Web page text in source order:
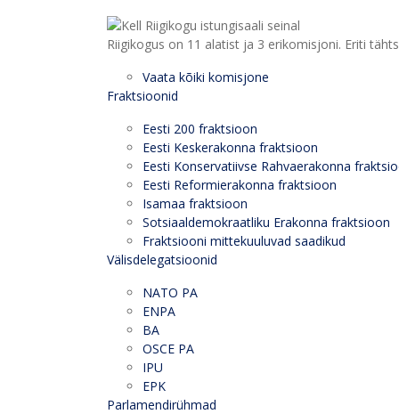
Riigikogus on 11 alatist ja 3 erikomisjoni. Eriti
Vaata kõiki komisjone
Fraktsioonid
Eesti 200 fraktsioon
Eesti Keskerakonna fraktsioon
Eesti Konservatiivse Rahvaerakonna
Eesti Reformierakonna fraktsioon
Isamaa fraktsioon
Sotsiaaldemokraatliku Erakonna fraktsioon
Fraktsiooni mittekuuluvad saadikud
Välisdelegatsioonid
NATO PA
ENPA
BA
OSCE PA
IPU
EPK
Parlamendirühmad